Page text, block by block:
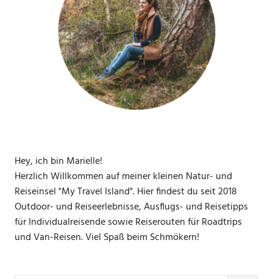
Hey, ich bin Marielle!
Herzlich Willkommen auf meiner kleinen Natur- und
Reiseinsel "My Travel Island". Hier findest du seit 2018
Outdoor- und Reiseerlebnisse, Ausflugs- und Reisetipps
für Individualreisende sowie Reiserouten für Roadtrips
und Van-Reisen. Viel Spaß beim Schmökern!